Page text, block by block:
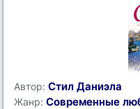
Автор: Стил Даниэла
Жанр: Современные